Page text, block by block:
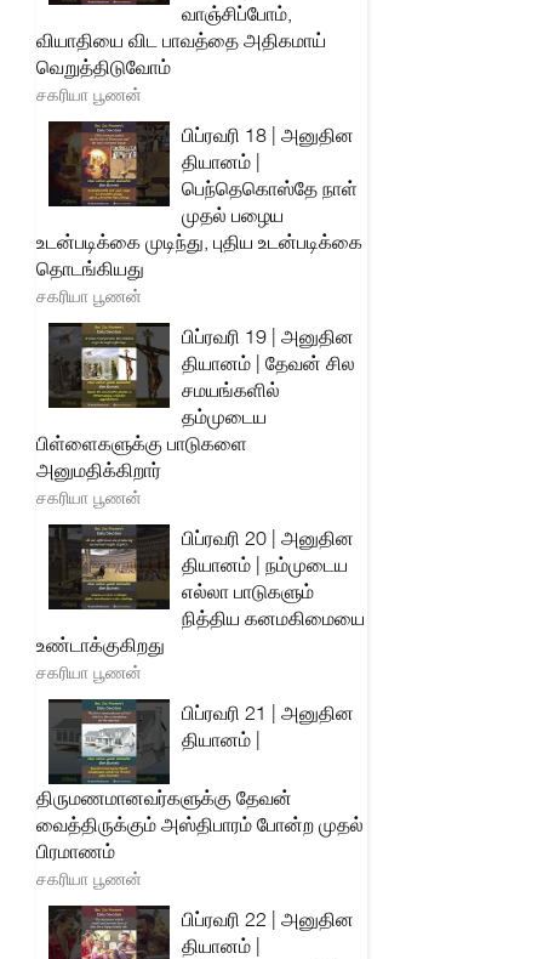
வாஞ்சிப்போம்,
வியாதியை விட பாவத்தை அதிகமாய்
வெறுத்திடுவோம்
சகரியா பூணன்
பிப்ரவரி 18 | அனுதின
தியானம் |
பெந்தெகொஸ்தே நாள்
முதல் பழைய
உடன்படிக்கை முடிந்து, புதிய உடன்படிக்கை
தொடங்கியது
சகரியா பூணன்
பிப்ரவரி 19 | அனுதின
தியானம் | தேவன் சில
சமயங்களில்
தம்முடைய
பிள்ளைகளுக்கு பாடுகளை
அனுமதிக்கிறார்
சகரியா பூணன்
பிப்ரவரி 20 | அனுதின
தியானம் | நம்முடைய
எல்லா பாடுகளும்
நித்திய கனமகிமையை
உண்டாக்குகிறது
சகரியா பூணன்
பிப்ரவரி 21 | அனுதின
தியானம் |
திருமணமானவர்களுக்கு தேவன்
வைத்திருக்கும் அஸ்திபாரம் போன்ற முதல்
பிரமாணம்
சகரியா பூணன்
பிப்ரவரி 22 | அனுதின
தியானம் |